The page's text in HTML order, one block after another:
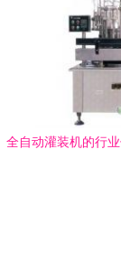
全自动灌装机的行